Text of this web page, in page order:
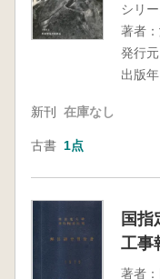
シリー
著者：
発行元
出版年
新刊 在庫なし
古書 1点
国指
工事
著者：